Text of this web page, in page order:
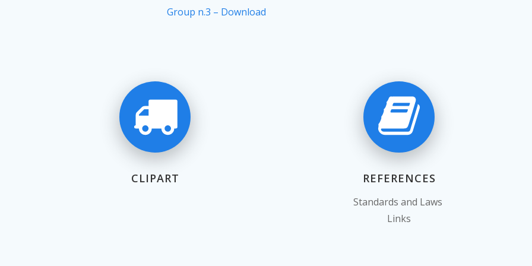
Group n.3 – Download
CLIPART REFERENCES
Standards and Laws
Links